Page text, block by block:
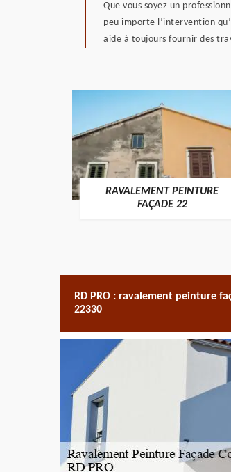
Que vous soyez un
peu importe l’intervention
aide à toujours fournir des
RAVALEMENT PEINTURE
FAÇADE 22
RD PRO : ravalement peinture
22330